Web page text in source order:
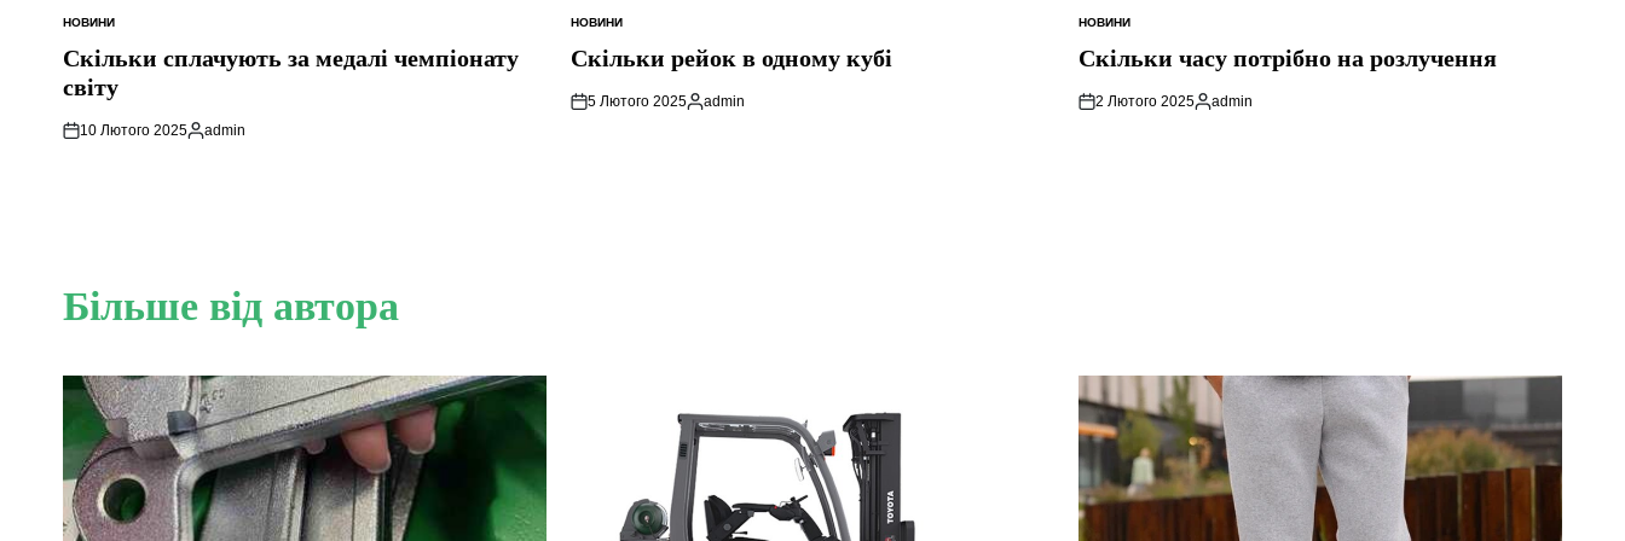
ОПУБЛІКУВАТИ
НОВИНИ
Скільки сплачують за медалі чемпіонату
світу
10 Лютого 2025
Опубліковано
admin
ОПУБЛІКУВАТИ
НОВИНИ
Скільки рейок в одному кубі
5 Лютого 2025
Опубліковано
admin
ОПУБЛІКУВАТИ
НОВИНИ
Скільки часу потрібно на розлучення
2 Лютого 2025
Опубліковано
admin
Більше від автора